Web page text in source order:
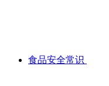
食品安全常识